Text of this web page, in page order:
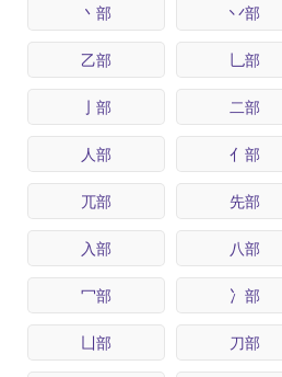
丶部 丷部
乙部 乚部
亅部 二部
人部 亻部
兀部 先部
入部 八部
冖部 冫部
凵部 刀部